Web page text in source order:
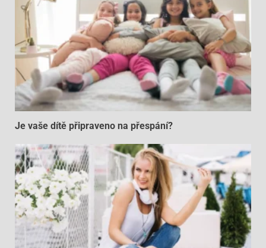
Je vaše dítě připraveno na přespání?